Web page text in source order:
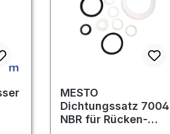
MESTO
Dichtungssatz 7004
NBR für Rücken-